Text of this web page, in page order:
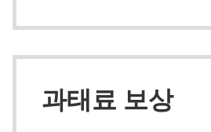
과태료 보상